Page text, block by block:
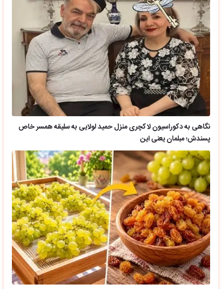
نگاهی به دکوراسیون لاکچری منزل حمید لولایی به سلیقه همسر خاص
پسندش؛ مبلمان یعنی این